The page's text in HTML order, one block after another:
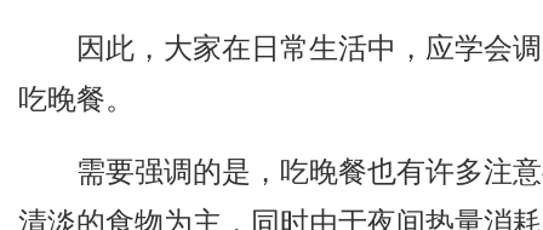
因此，大家在日常生活中，应学会
吃晚餐。
需要强调的是，吃晚餐也有许多注
清淡的食物为主，同时由于夜间热量消